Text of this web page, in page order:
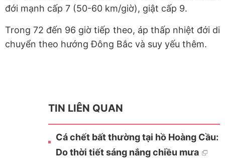
đới mạnh cấp 7 (50-60 km/giờ), giật cấp 9.
Trong 72 đến 96 giờ tiếp theo, áp thấp nhiệt đới di
chuyển theo hướng Đông Bắc và suy yếu thêm.
TIN LIÊN QUAN
Cá chết bất thường tại hồ Hoàng Cầu:
Do thời tiết sáng nắng chiều mưa